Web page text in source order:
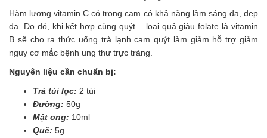
Hàm lượng vitamin C có trong cam có khả năng làm sáng da, đẹp
da. Do đó, khi kết hợp cùng quýt – loại quả giàu folate là vitamin
B sẽ cho ra thức uống trà lạnh cam quýt làm giảm hỗ trợ giảm
nguy cơ mắc bệnh ung thư trực tràng.
Nguyên liệu cần chuẩn bị:
Trà túi lọc: 2 túi
Đường: 50g
Mật ong: 10ml
Quế: 5g